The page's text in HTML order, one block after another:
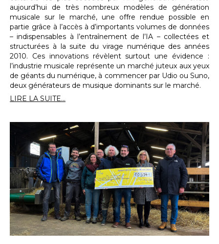
aujourd’hui de très nombreux modèles de génération
musicale sur le marché, une offre rendue possible en
partie grâce à l’accès à d’importants volumes de données
– indispensables à l’entraînement de l’IA – collectées et
structurées à la suite du virage numérique des années
2010. Ces innovations révèlent surtout une évidence :
l’industrie musicale représente un marché juteux aux yeux
de géants du numérique, à commencer par Udio ou Suno,
deux générateurs de musique dominants sur le marché.
LIRE LA SUITE...